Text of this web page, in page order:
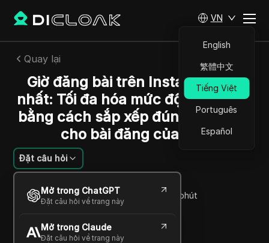
VN
English
繁體中文
Tiếng Việt
Português
Español
Quay lại
Giờ đăng bài trên Instagram tốt
nhất: Tối đa hóa mức độ tương tác
bằng cách sắp xếp đúng thời gian
cho bài đăng của bạn
Đặt câu hỏi
Mở trong ChatGPT
Đặt câu hỏi về trang này
Mở trong Claude
Đặt câu hỏi về trang này
William Davis
19 Th09 2025 5 Đọc trong giây phút
Copy Link